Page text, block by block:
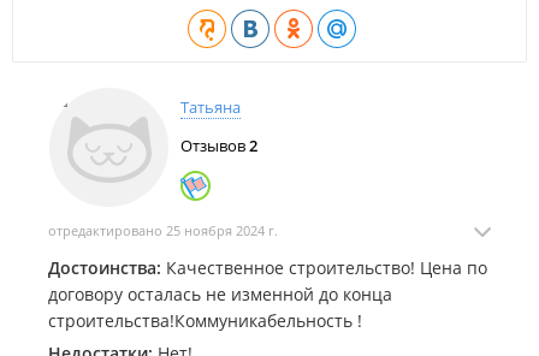
Татьяна
Отзывов2
отредактировано 25 ноября 2024 г.
Достоинства: Качественное строительство! Цена по
договору осталась не изменной до конца
строительства!Коммуникабельность !